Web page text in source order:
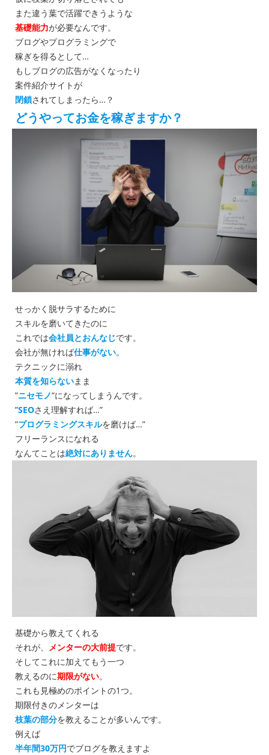
また違う葉で活躍できうような
基礎能力が必要なんです。
ブログやプログラミングで
稼ぎを得るとして…
もしブログの広告がなくなったり
案件紹介サイトが
閉鎖されてしまったら…？
どうやってお金を稼ぎますか？
せっかく脱サラするために
スキルを磨いてきたのに
これでは会社員とおんなじです。
会社が無ければ仕事がない。
テクニックに溺れ
本質を知らないまま
”ニセモノ”になってしまうんです。
”SEOさえ理解すれば…”
”プログラミングスキルを磨けば…”
フリーランスになれる
なんてことは絶対にありません。
基礎から教えてくれる
それが、 メンターの大前提です。
そしてこれに加えてもう一つ
教えるのに期限がない。
これも見極めのポイントの1つ。
期限付きのメンターは
枝葉の部分を教えることが多いんです。
例えば
半年間30万円でブログを教えますよ